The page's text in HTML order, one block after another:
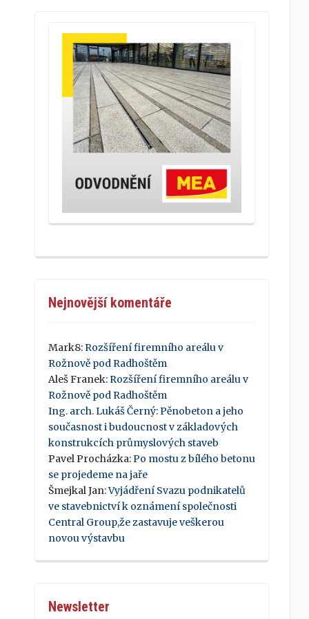
Nejnovější komentáře
Mark8:Rozšíření firemního areálu v
Rožnově pod Radhoštěm
Aleš Franek:Rozšíření firemního areálu v
Rožnově pod Radhoštěm
Ing. arch. Lukáš Černý:Pěnobeton a jeho
současnost i budoucnost v základových
konstrukcích průmyslových staveb
Pavel Procházka:Po mostu z bílého betonu
se projedeme na jaře
Šmejkal Jan:Vyjádření Svazu podnikatelů
ve stavebnictví k oznámení společnosti
Central Group,že zastavuje veškerou
novou výstavbu
Newsletter